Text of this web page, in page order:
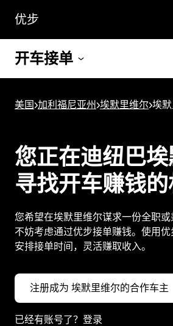
容
优步
开车接单
美国>加利福尼亚州>埃默里维尔>埃
您正在迪纽巴
寻找开车赚钱的
您希望在埃默里维尔谋求一份全职或
不妨考虑通过优步接单赚钱。使用
安排接单时间，灵活赚取收入。
注册成为 埃默里维尔的合作车主
已经有账号了？登录